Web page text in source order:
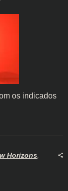
os indicados
Horizons,